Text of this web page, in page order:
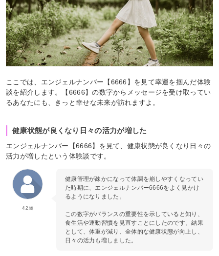
ここでは、エンジェルナンバー【6666】を見て幸運を掴んだ体験
談を紹介します。【6666】の数字からメッセージを受け取ってい
るあなたにも、きっと幸せな未来が訪れますよ。
健康状態が良くなり日々の活力が増した
エンジェルナンバー【6666】を見て、健康状態が良くなり日々の
活力が増したという体験談です。
42歳
健康管理が疎かになって体調を崩しやすくなってい
た時期に、エンジェルナンバー6666をよく見かけ
るようになりました。
この数字がバランスの重要性を示していると知り、
食生活や運動習慣を見直すことにしたのです。結果
として、体重が減り、全体的な健康状態が向上し、
日々の活力も増しました。